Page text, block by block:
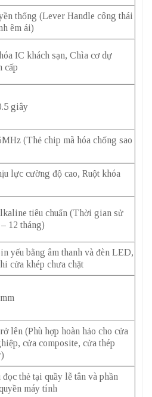
thống (Lever Handle công thái
êm ái)
IC khách sạn, Chìa cơ dự
cấp
giây
(Thẻ chip mã hóa chống sao
lực cường độ cao, Ruột khóa
tiêu chuẩn (Thời gian sử
12 tháng)
yếu bằng âm thanh và đèn LED,
cửa khép chưa chặt
lên (Phù hợp hoàn hảo cho cửa
cửa composite, cửa thép
thẻ tại quầy lễ tân và phần
máy tính